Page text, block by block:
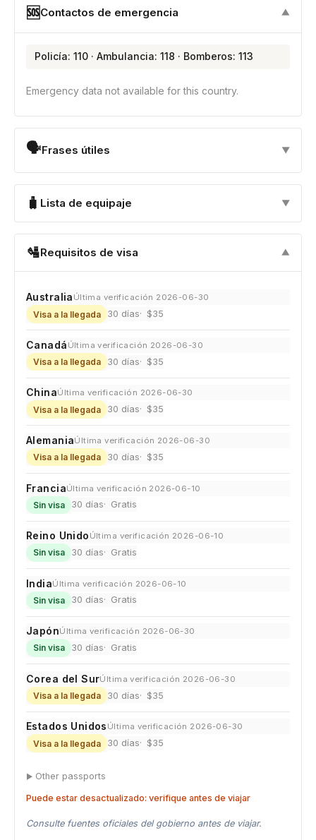
🆘Contactos de emergencia ▼
Policía: 110 · Ambulancia: 118 · Bomberos: 113
Emergency data not available for this country.
🗣Frases útiles ▼
🧳 Lista de equipaje ▼
🛂Requisitos de visa ▼
Australia Última verificación 2026-06-30
Visa a la llegada 30 días $35
Canadá Última verificación 2026-06-30
Visa a la llegada 30 días $35
ChinaÚltima verificación 2026-06-30
Visa a la llegada 30 días $35
AlemaniaÚltima verificación 2026-06-30
Visa a la llegada 30 días $35
FranciaÚltima verificación 2026-06-10
Sin visa 30 días Gratis
Reino Unido Última verificación 2026-06-10
Sin visa 30 días Gratis
IndiaÚltima verificación 2026-06-10
Sin visa 30 días Gratis
JapónÚltima verificación 2026-06-30
Sin visa 30 días Gratis
Corea del SurÚltima verificación 2026-06-30
Visa a la llegada 30 días $35
Estados Unidos Última verificación 2026-06-30
Visa a la llegada 30 días $35
Other passports
Puede estar desactualizado: verifique antes de viajar
Consulte fuentes oficiales del gobierno antes de viajar.